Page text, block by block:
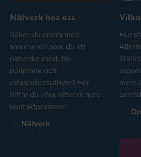
Nätverk hos oss
Söker du andra med
samma roll som du att
nätverka med, för
bollplank och
erfarenhetsutbyte? Här
hittar du våra nätverk med
kontaktpersoner.
Nätverk
Hur
mera